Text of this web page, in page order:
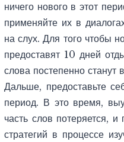
ничего нового в этот
применяйте их в
на слух. Для того чтобы
предоставят 10 дней
слова постепенно
Дальше, предоставьте
период. В это время,
часть слов потеряется,
стратегий в процессе